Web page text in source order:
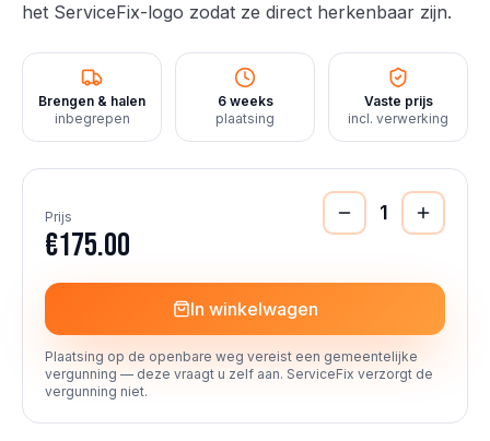
het ServiceFix-logo zodat ze direct herkenbaar zijn.
Brengen & halen
inbegrepen
6 weeks
plaatsing
Vaste prijs
incl. verwerking
Prijs
€175.00
1
In winkelwagen
Plaatsing op de openbare weg vereist een gemeentelijke
vergunning — deze vraagt u zelf aan. ServiceFix verzorgt de
vergunning niet.